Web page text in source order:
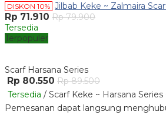
DISKON 10% Jilbab Keke ~ Zalmaira
Rp 71.910 Rp 79.900
Tersedia
Terpopuler
Scarf Harsana Series
Rp 80.550 Rp 89.500
Tersedia / Scarf Keke ~ Harsana Series
Pemesanan dapat langsung